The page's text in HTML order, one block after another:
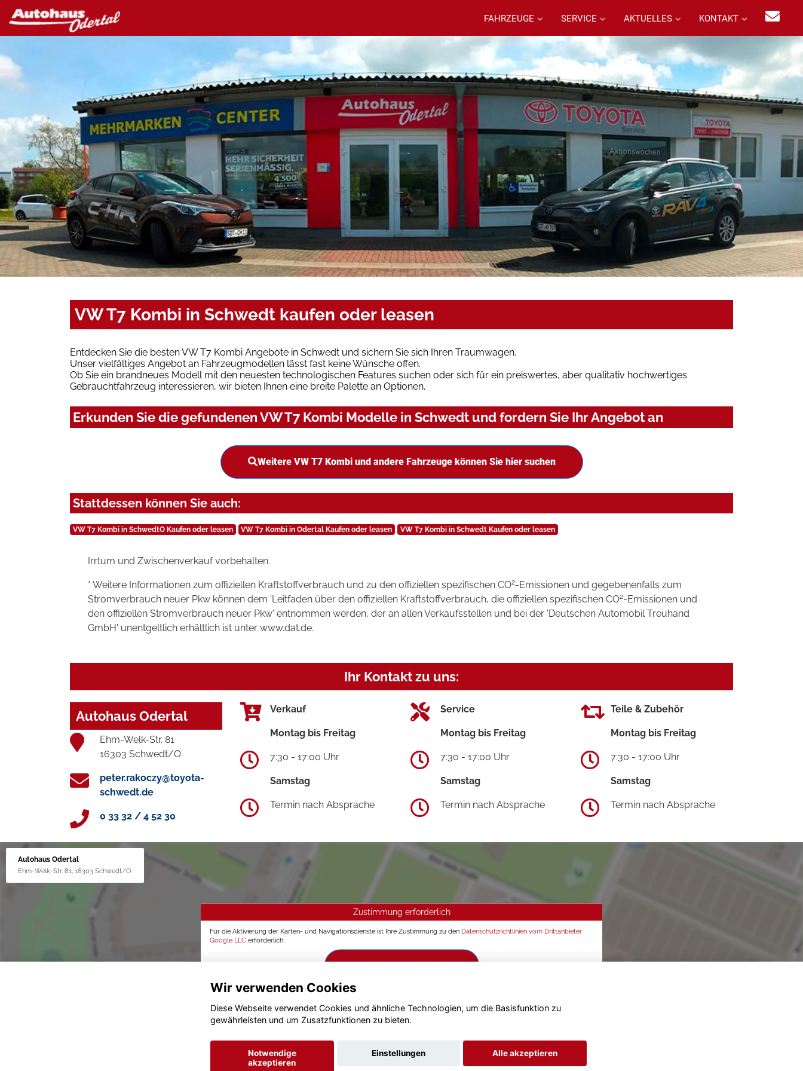
FAHRZEUGE SERVICE AKTUELLES KONTAKT
VW T7 Kombi in Schwedt kaufen oder leasen
Entdecken Sie die besten VW T7 Kombi Angebote in Schwedt und sichern Sie sich Ihren Traumwagen.
Unser vielfältiges Angebot an Fahrzeugmodellen lässt fast keine Wünsche offen.
Ob Sie ein brandneues Modell mit den neuesten technologischen Features suchen oder sich für ein preiswertes, aber qualitativ hochwertiges
Gebrauchtfahrzeug interessieren, wir bieten Ihnen eine breite Palette an Optionen.
Erkunden Sie die gefundenen VW T7 Kombi Modelle in Schwedt und fordern Sie Ihr Angebot an
Weitere VW T7 Kombi und andere Fahrzeuge können Sie hier suchen
Stattdessen können Sie auch:
VW T7 Kombi in SchwedtO Kaufen oder leasen VW T7 Kombi in Odertal Kaufen oder leasen VW T7 Kombi in Schwedt Kaufen oder leasen
Irrtum und Zwischenverkauf vorbehalten.
* Weitere Informationen zum offiziellen Kraftstoffverbrauch und zu den offiziellen spezifischen CO2-Emissionen und gegebenenfalls zum
Stromverbrauch neuer Pkw können dem 'Leitfaden über den offiziellen Kraftstoffverbrauch, die offiziellen spezifischen CO2-Emissionen und
den offiziellen Stromverbrauch neuer Pkw' entnommen werden, der an allen Verkaufsstellen und bei der 'Deutschen Automobil Treuhand
GmbH' unentgeltlich erhältlich ist unter www.dat.de.
Ihr Kontakt zu uns:
Autohaus Odertal
Ehm-Welk-Str. 81
16303 Schwedt/O.
peter.rakoczy@toyota-
schwedt.de
0 33 32 / 4 52 30
Verkauf
Montag bis Freitag
7:30 - 17:00 Uhr
Samstag
Termin nach Absprache
Service
Montag bis Freitag
7:30 - 17:00 Uhr
Samstag
Termin nach Absprache
Teile & Zubehör
Montag bis Freitag
7:30 - 17:00 Uhr
Samstag
Termin nach Absprache
Autohaus Odertal
Ehm-Welk-Str. 81, 16303 Schwedt/O.
Zustimmung erforderlich
Für die Aktivierung der Karten- und Navigationsdienste ist Ihre Zustimmung zu den Datenschutzrichtlinien vom Drittanbieter
Google LLC erforderlich.
Wir verwenden Cookies
Diese Webseite verwendet Cookies und ähnliche Technologien, um die Basisfunktion zu
gewährleisten und um Zusatzfunktionen zu bieten.
Notwendige
akzeptieren
Einstellungen Alle akzeptieren